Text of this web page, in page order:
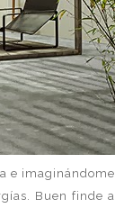
e imaginándome
Buen finde a